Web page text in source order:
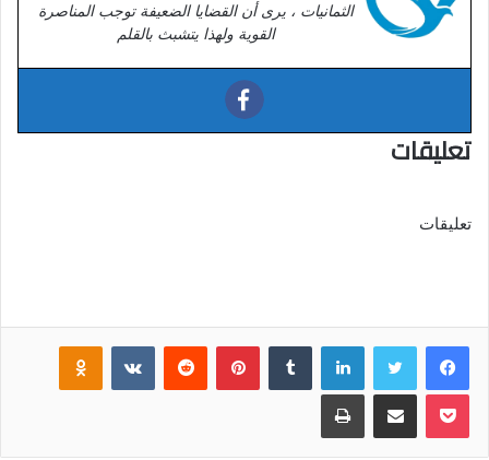
الثمانيات ، يرى أن القضايا الضعيفة توجب المناصرة
القوية ولهذا يتشبث بالقلم
تعليقات
تعليقات
فيسبوك لينكدإن بينتيريست
بوكيت